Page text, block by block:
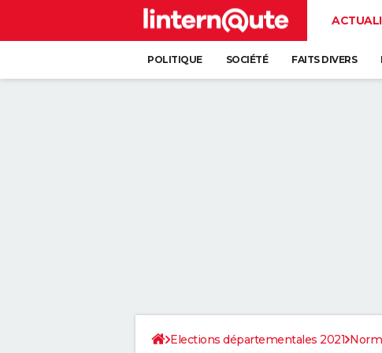
POLITIQUE SOCIÉTÉ FAITS DIVERS
Elections départementales 2021